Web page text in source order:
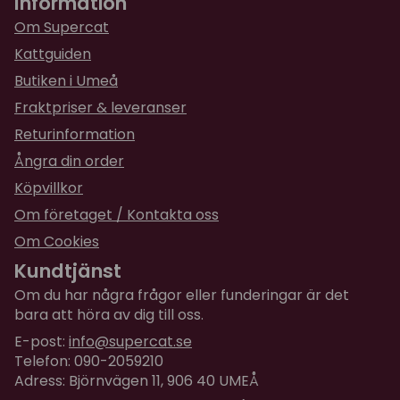
DENNA MODELL 2.0: VÄSKAN KAN KÖRAS I
TVÄTTMASKINEN!
Detta är en in-cabin väska godkänd för flyg i USA,
men kolla alltid med ditt flygbolag om väskan
håller rätt mått innan du tar med den på flyget!
När du väljer ett transportväska är sällskapsdjurets
personlighet och beteende lika viktiga faktorer som
väskans vikt och längd. Vissa djur kan krypa ihop,
slappna av och sova under en flygning, medan vissa
katter och hundar gör det till en alltför minnesvärd
flygning!
Som en tumregel kan man ange att Sturdibag
storlek large rymmer alla kattraser och små
hundraser.
Om Supercat
Kattguiden
Butiken i Umeå
Fraktpriser & leveranser
Returinformation
Ångra din order
Köpvillkor
Om företaget / Kontakta oss
Om Cookies
Kundtjänst
Om du har några frågor eller funderingar är det
bara att höra av dig till oss.
E-post: info@supercat.se
Telefon: 090-2059210
Adress: Björnvägen 11, 906 40 UMEÅ